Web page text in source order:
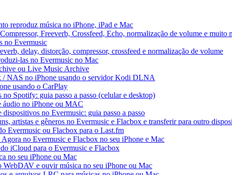
reproduz música no iPhone, iPad e Mac
Freeverb, Crossfeed, Echo, normalização de volume e muito
no Evermusic
delay, distorção, compressor, crossfeed e normalização de volume
las no Evermusic no Mac
ou Live Music Archive
NAS no iPhone usando o servidor Kodi DLNA
usando o CarPlay
Spotify: guia passo a passo (celular e desktop)
áudio no iPhone ou MAC
no Evermusic: guia passo a passo
artistas e gêneros no Evermusic e Flacbox e transferir para outro
Evermusic ou Flacbox para o Last.fm
no Evermusic e Flacbox no seu iPhone e Mac
iCloud para o Evermusic e Flacbox
no seu iPhone ou Mac
WebDAV e ouvir música no seu iPhone ou Mac